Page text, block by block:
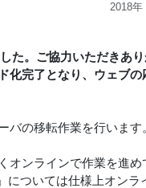
2018年
た。ご協力いただきあ
化完了となり、ウェブ
バの移転作業を行います
オンラインで作業を進
については仕様上オン